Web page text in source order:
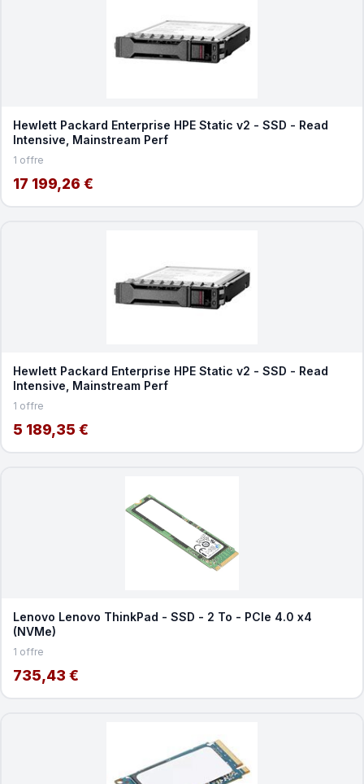
Hewlett Packard Enterprise HPE Static v2 - SSD - Read
Intensive, Mainstream Perf
1 offre
17 199,26 €
Hewlett Packard Enterprise HPE Static v2 - SSD - Read
Intensive, Mainstream Perf
1 offre
5 189,35 €
Lenovo Lenovo ThinkPad - SSD - 2 To - PCIe 4.0 x4
(NVMe)
1 offre
735,43 €